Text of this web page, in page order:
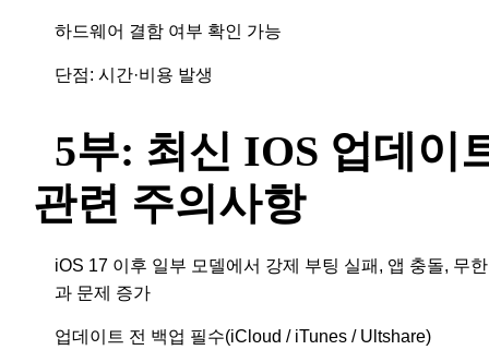
하드웨어 결함 여부 확인 가능
단점: 시간·비용 발생
5부: 최신 IOS 업데이
관련 주의사항
iOS 17 이후 일부 모델에서 강제 부팅 실패, 앱 충돌, 무
과 문제 증가
업데이트 전 백업 필수(iCloud / iTunes / Ultshare)